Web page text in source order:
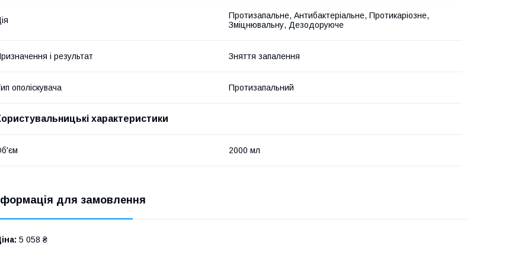
Протизапальне, Антибактеріальне, Протикаріозне,
Зміцнювальну, Дезодоруюче
і результат Зняття запалення
ополіскувача Протизапальний
характеристики
2000 мл
для замовлення
5 058 ₴